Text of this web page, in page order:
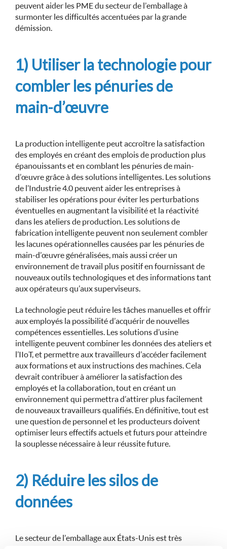
peuvent aider les PME du secteur de l’emballage à
surmonter les difficultés accentuées par la grande
démission.
1) Utiliser la technologie pour
combler les pénuries de
main-d’œuvre
La production intelligente peut accroître la satisfaction
des employés en créant des emplois de production plus
épanouissants et en comblant les pénuries de main-
d’œuvre grâce à des solutions intelligentes. Les solutions
de l’Industrie 4.0 peuvent aider les entreprises à
stabiliser les opérations pour éviter les perturbations
éventuelles en augmentant la visibilité et la réactivité
dans les ateliers de production. Les solutions de
fabrication intelligente peuvent non seulement combler
les lacunes opérationnelles causées par les pénuries de
main-d’œuvre généralisées, mais aussi créer un
environnement de travail plus positif en fournissant de
nouveaux outils technologiques et des informations tant
aux opérateurs qu’aux superviseurs.
La technologie peut réduire les tâches manuelles et offrir
aux employés la possibilité d’acquérir de nouvelles
compétences essentielles. Les solutions d’usine
intelligente peuvent combiner les données des ateliers et
l’IIoT, et permettre aux travailleurs d’accéder facilement
aux formations et aux instructions des machines. Cela
devrait contribuer à améliorer la satisfaction des
employés et la collaboration, tout en créant un
environnement qui permettra d’attirer plus facilement
de nouveaux travailleurs qualifiés. En définitive, tout est
une question de personnel et les producteurs doivent
optimiser leurs effectifs actuels et futurs pour atteindre
la souplesse nécessaire à leur réussite future.
2) Réduire les silos de
données
Le secteur de l’emballage aux États-Unis est très